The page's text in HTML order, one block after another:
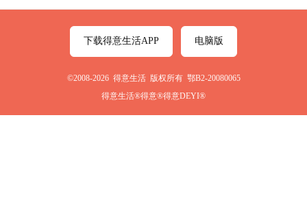
下载得意生活APP 电脑版
©2008-2026 得意生活 版权所有 鄂B2-20080065
得意生活®得意®得意DEYI®